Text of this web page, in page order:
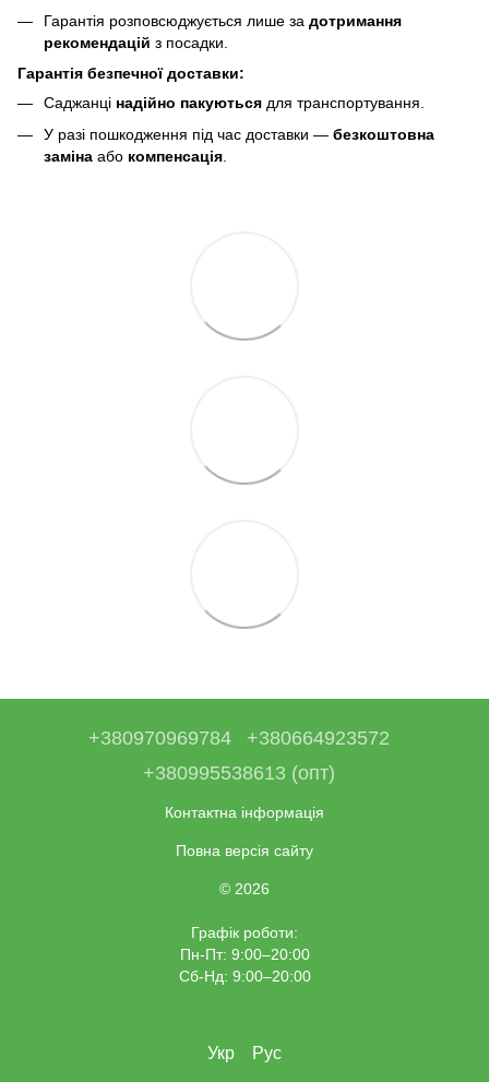
Гарантія розповсюджується лише за дотримання
рекомендацій з посадки.
Гарантія безпечної доставки:
Саджанці надійно пакуються для транспортування.
У разі пошкодження під час доставки — безкоштовна
заміна або компенсація
+380970969784
+380664923572
+380995538613 (опт)
Контактна інформація
Повна версія сайту
© 2026
Графік роботи:
Пн-Пт: 9:00–20:00
Сб-Нд: 9:00–20:00
Укр Рус